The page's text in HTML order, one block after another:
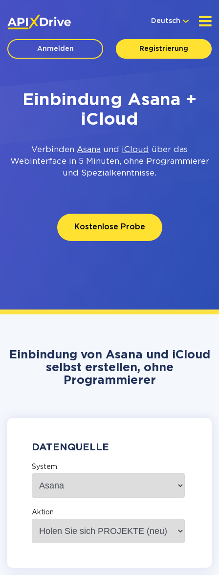
Deutsch
Anmelden Registrierung
Einbindung Asana +
iCloud
Verbinden Asana und iCloud über das
Webinterface in 5 Minuten, ohne Programmierer
und Spezialkenntnisse.
Kostenlose Probe
Einbindung von Asana und iCloud
selbst erstellen, ohne
Programmierer
DATENQUELLE
System
Aktion